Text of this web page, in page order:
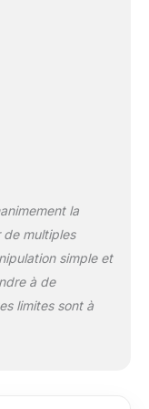
pour
pour
mises
inclus
plus
Livré
la
de multiples
simple et
à de
limites sont à